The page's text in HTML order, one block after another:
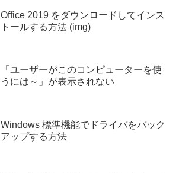
Office 2019 をダウンロードしてインス
トールする方法 (img)
「ユーザーがこのコンピューターを使
うには～」が表示されない
Windows 標準機能でドライバをバック
アップする方法